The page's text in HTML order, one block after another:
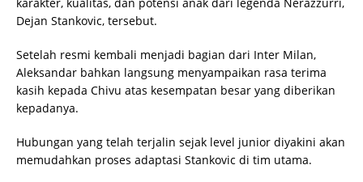
Dejan Stankovic, tersebut.
Setelah resmi kembali menjadi bagian dari Inter Milan,
Aleksandar bahkan langsung menyampaikan rasa terima
kasih kepada Chivu atas kesempatan besar yang diberikan
kepadanya.
Hubungan yang telah terjalin sejak level junior diyakini akan
memudahkan proses adaptasi Stankovic di tim utama.